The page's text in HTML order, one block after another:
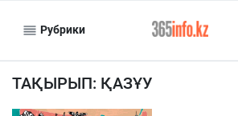
Рубрики
ТАҚЫРЫП: ҚАЗҰУ